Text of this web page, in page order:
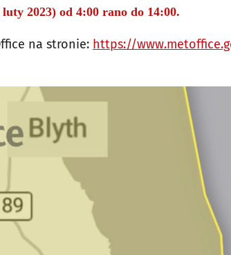
2023) od 4:00 rano do 14:00.
na stronie: https://